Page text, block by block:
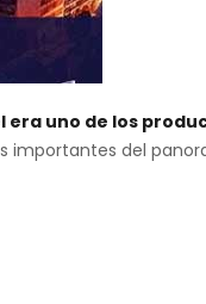
era uno de los
importantes del